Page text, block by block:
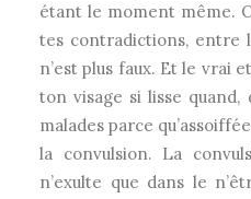
étant le moment même.
tes contradictions, entre
n’est plus faux. Et le vrai
ton visage si lisse
malades parce
la convulsion. La
n’exulte que dans le